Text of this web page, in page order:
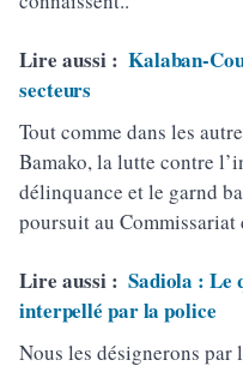
Lire aussi : Kalaban-
secteurs
Tout comme dans les
Bamako, la lutte contre
délinquance et le garnd
poursuit au
Lire aussi : Sadiola : Le
interpellé par la police
Nous les désignerons